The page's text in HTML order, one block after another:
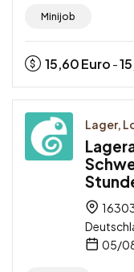
Minijob
15,60Euro -
Lager,
05/